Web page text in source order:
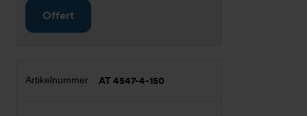
Offert
AT 4547-4-150